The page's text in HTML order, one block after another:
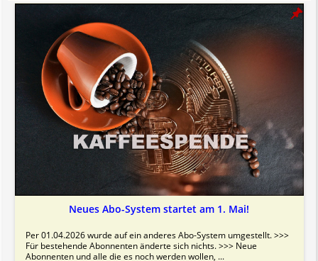
Neues Abo-System startet am 1. Mai!
Per 01.04.2026 wurde auf ein anderes Abo-System umgestellt. >>>
Für bestehende Abonnenten änderte sich nichts. >>> Neue
Abonnenten und alle die es noch werden wollen, ...